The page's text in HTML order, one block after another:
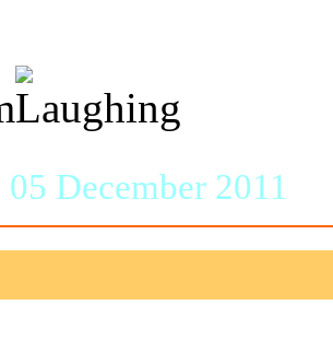
December 2011